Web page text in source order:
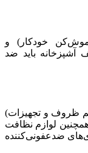
خودکار) و
باید ضد
ظروف و تجهیزات)
لوازم نظافت
ضدعفونی‌کننده